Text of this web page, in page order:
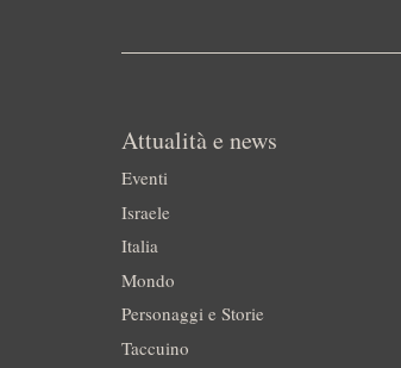
Attualità e news
Eventi
Israele
Italia
Mondo
Personaggi e Storie
Taccuino